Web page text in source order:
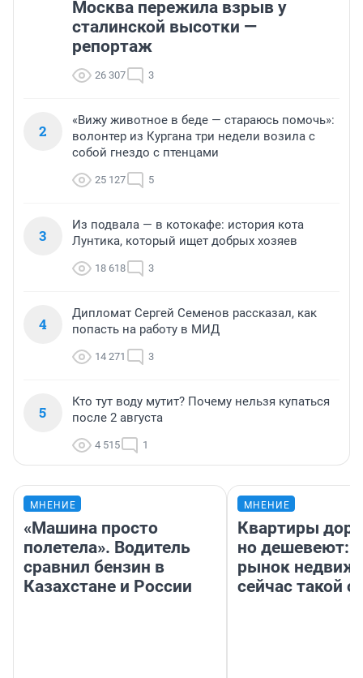
Москва пережила взрыв у
сталинской высотки —
репортаж
26 307 3
2
«Вижу животное в беде — стараюсь помочь»:
волонтер из Кургана три недели возила с
собой гнездо с птенцами
25 127 5
3
Из подвала — в котокафе: история кота
Лунтика, который ищет добрых хозяев
18 618 3
4
Дипломат Сергей Семенов рассказал, как
попасть на работу в МИД
14 271 3
5
Кто тут воду мутит? Почему нельзя купаться
после 2 августа
4 515 1
МНЕНИЕ
«Машина просто
полетела». Водитель
сравнил бензин в
Казахстане и России
МНЕНИЕ
Квартиры
но дешевеют:
рынок
сейчас такой